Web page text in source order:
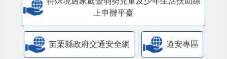
上申辦平臺
苗栗縣政府交通安全網 道安專區